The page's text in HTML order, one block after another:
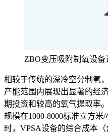
ZBO变压吸附制氧设备
相较于传统的深冷空分制氧
产能范围内展现出显著的经
期投资和较高的氧气提取率
规模在1000-8000标准立方米
时，VPSA设备的综合成本